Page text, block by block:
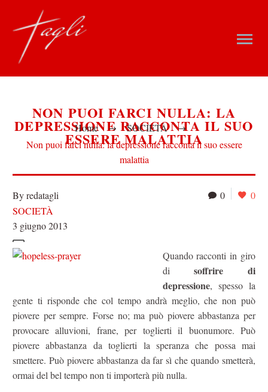
NON PUOI FARCI NULLA: LA
DEPRESSIONE RACCONTA IL SUO
ESSERE MALATTIA
Home
SOCIETÀ
Non puoi farci nulla: la depressione racconta il suo essere
malattia
0 0
By redatagli
SOCIETÀ
3 giugno 2013
Quando racconti in giro
disoffrire di
depressione, spesso la
gente ti risponde che col tempo andrà meglio, che non può
piovere per sempre. Forse no; ma può piovere abbastanza per
provocare alluvioni, frane, per toglierti il buonumore. Può
piovere abbastanza da toglierti la speranza che possa mai
smettere. Può piovere abbastanza da far sì che quando smetterà,
ormai del bel tempo non ti importerà più nulla.